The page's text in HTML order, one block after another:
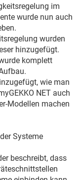
im
wurde nun auch
wurden
hinzugefügt.
komplett
wie man
NET auch
Modellen machen
Systeme
beschreibt, dass